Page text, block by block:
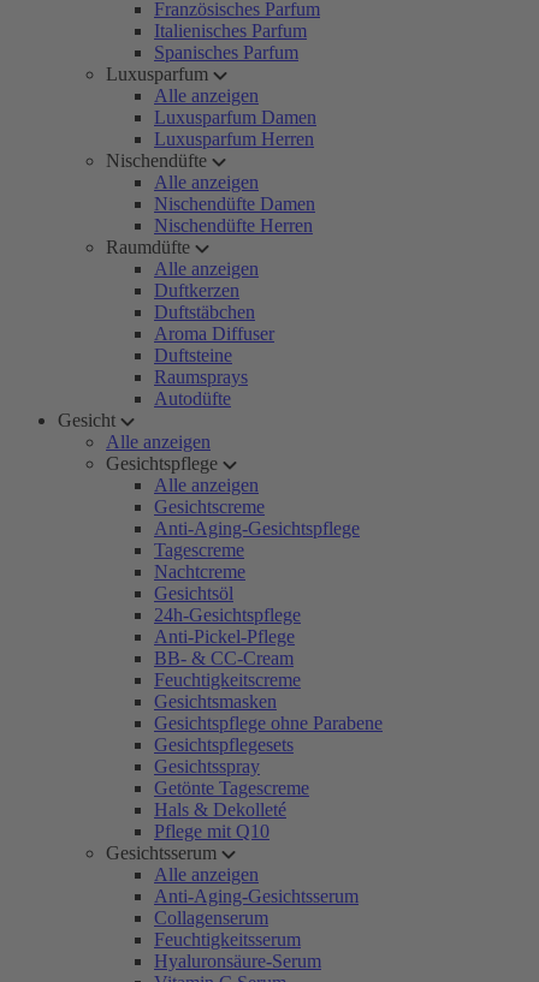
Französisches Parfum
Italienisches Parfum
Spanisches Parfum
Luxusparfum
Alle anzeigen
Luxusparfum Damen
Luxusparfum Herren
Nischendüfte
Alle anzeigen
Nischendüfte Damen
Nischendüfte Herren
Raumdüfte
Alle anzeigen
Duftkerzen
Duftstäbchen
Aroma Diffuser
Duftsteine
Raumsprays
Autodüfte
Gesicht
Alle anzeigen
Gesichtspflege
Alle anzeigen
Gesichtscreme
Anti-Aging-Gesichtspflege
Tagescreme
Nachtcreme
Gesichtsöl
24h-Gesichtspflege
Anti-Pickel-Pflege
BB- & CC-Cream
Feuchtigkeitscreme
Gesichtsmasken
Gesichtspflege ohne Parabene
Gesichtspflegesets
Gesichtsspray
Getönte Tagescreme
Hals & Dekolleté
Pflege mit Q10
Gesichtsserum
Alle anzeigen
Anti-Aging-Gesichtsserum
Collagenserum
Feuchtigkeitsserum
Hyaluronsäure-Serum